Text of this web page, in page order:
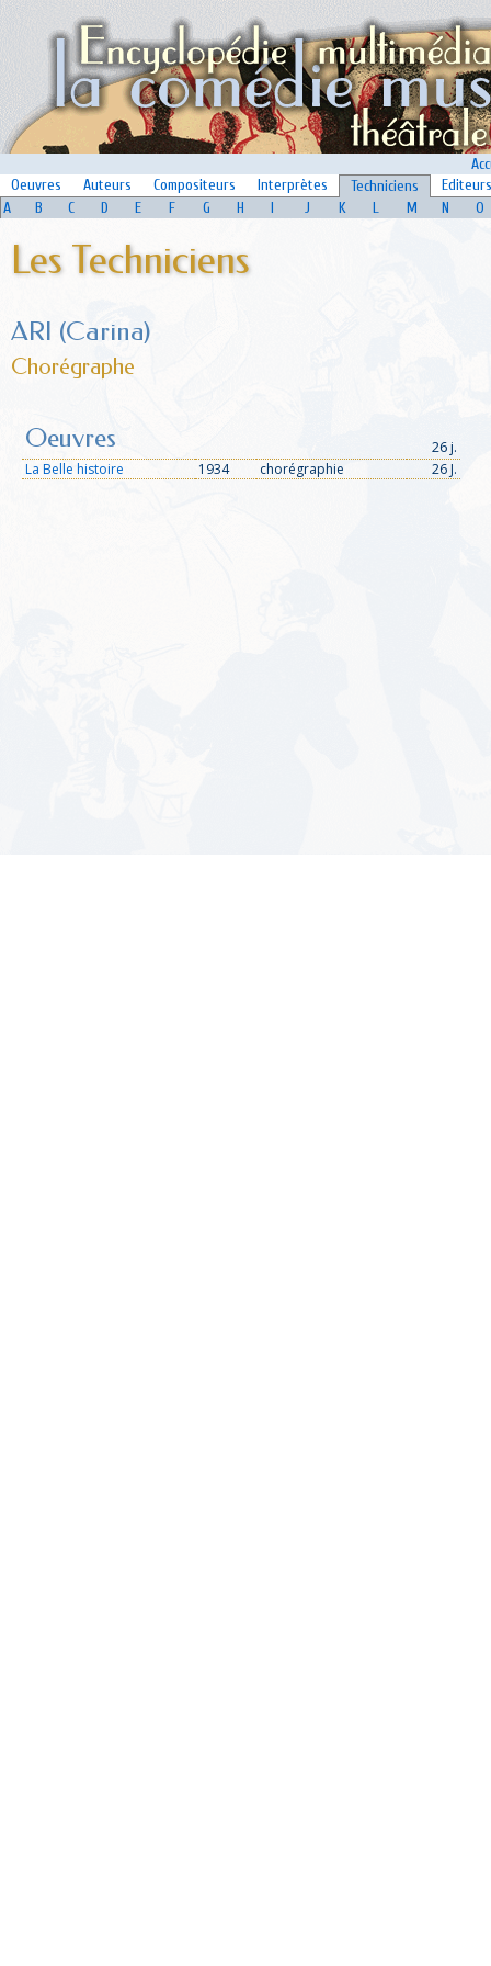
Oeuvres
Auteurs Compositeurs Interprètes Techniciens
Editeurs
A
B C D E F G H I J K L M N O
Les Techniciens
ARI (Carina)
Chorégraphe
Oeuvres 26 j.
La Belle histoire 1934 chorégraphie 26 J.